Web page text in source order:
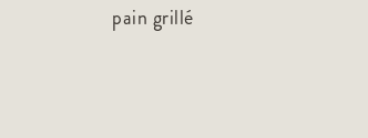
pain grillé